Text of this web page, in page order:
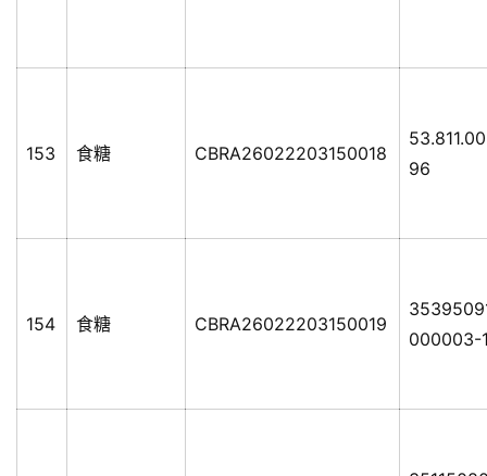
153 食糖 CBRA26022203150018
96
154 食糖 CBRA26022203150019
000003-